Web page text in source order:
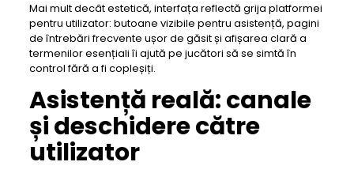
Mai mult decât estetică, interfața reflectă grija platformei
pentru utilizator: butoane vizibile pentru asistență, pagini
de întrebări frecvente ușor de găsit și afișarea clară a
termenilor esențiali îi ajută pe jucători să se simtă în
control fără a fi copleșiți.
Asistență reală: canale
și deschidere către
utilizator